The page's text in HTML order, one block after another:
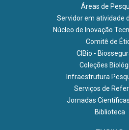
Áreas de
Servidor em atividade
Núcleo de Inovação
Comitê de
CIBio -
Coleções
Infraestrutura
Serviços de
Jornadas
Biblioteca